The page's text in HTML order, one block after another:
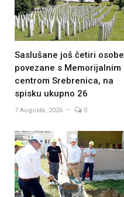
Saslušane još četiri osobe
povezane s Memorijalnim
centrom Srebrenica, na
spisku ukupno 26
7 Augusta, 2026 0